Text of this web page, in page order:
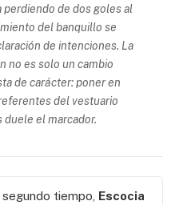
perdiendo de dos goles al
del banquillo se
de intenciones. La
no es solo un cambio
de carácter: poner en
del vestuario
duele el marcador.
tiempo, Escocia